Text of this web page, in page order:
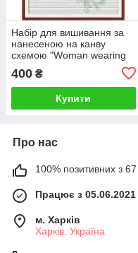
Набір для вишивання за
нанесеною на канву
схемою "Woman wearing
red hat". AIDA 14CT printed
22*30 см
400 ₴
Купити
Про нас
100% позитивних з 67
Працює з 05.06.2021
м. Харків
Харків, Україна